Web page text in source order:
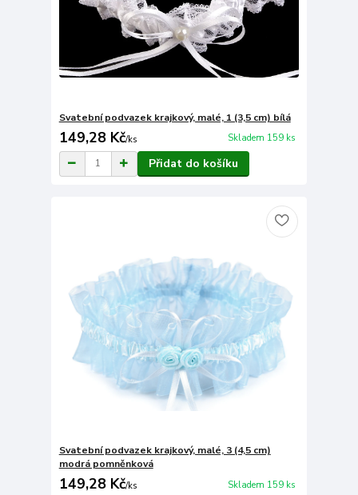
Svatební podvazek krajkový, malé, 1 (3,5 cm) bílá
149,28 Kč/ks Skladem 159 ks
Přidat do košíku
Svatební podvazek krajkový, malé, 3 (4,5 cm)
modrá pomněnková
149,28 Kč/ks Skladem 159 ks